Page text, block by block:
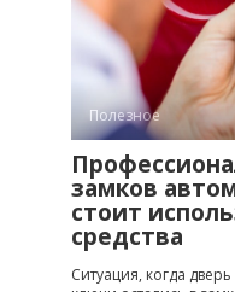
Полезное
замков
стоит
средства
Ситуация, когда